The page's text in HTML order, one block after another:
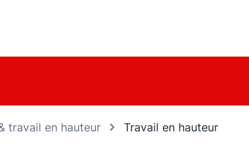
travail en hauteur Travail en hauteur